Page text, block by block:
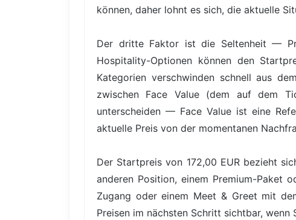
können, daher lohnt es sich, die aktuelle
Der dritte Faktor ist die Seltenheit —
Hospitality-Optionen können den
Kategorien verschwinden schnell aus
zwischen Face Value (dem auf dem
unterscheiden — Face Value ist eine
aktuelle Preis von der momentanen
Der Startpreis von 172,00 EUR bezieht
anderen Position, einem Premium-Paket
Zugang oder einem Meet & Greet mit
Preisen im nächsten Schritt sichtbar,